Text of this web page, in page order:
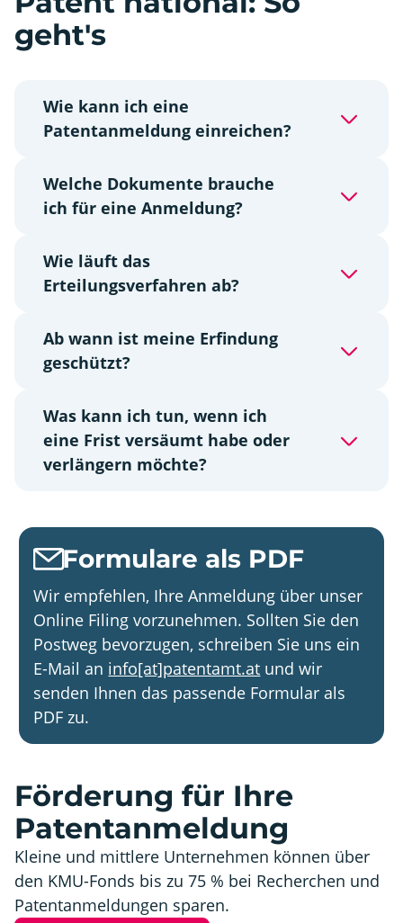
geht's
Wie kann ich eine
Patentanmeldung einreichen?
Welche Dokumente brauche
ich für eine Anmeldung?
Wie läuft das
Erteilungsverfahren ab?
Ab wann ist meine Erfindung
geschützt?
Was kann ich tun, wenn ich
eine Frist versäumt habe oder
verlängern möchte?
Formulare als PDF
Wir empfehlen, Ihre Anmeldung über unser
Online Filing vorzunehmen. Sollten Sie den
Postweg bevorzugen, schreiben Sie uns ein
E-Mail an info[at]patentamt.at und wir
senden Ihnen das passende Formular als
PDF zu.
Förderung für Ihre
Patentanmeldung
Kleine und mittlere Unternehmen können über
den KMU-Fonds bis zu 75 % bei Recherchen und
Patentanmeldungen sparen.